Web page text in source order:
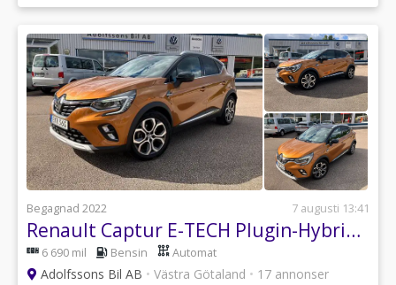
Begagnad 2022 7 augusti 13:41
Renault Captur E-TECH Plugin-Hybrid 160 MultiMode INTENS (Kamera/Navi/
6 690 mil Bensin Automat
Adolfssons Bil AB • Västra Götaland • 17 annonser